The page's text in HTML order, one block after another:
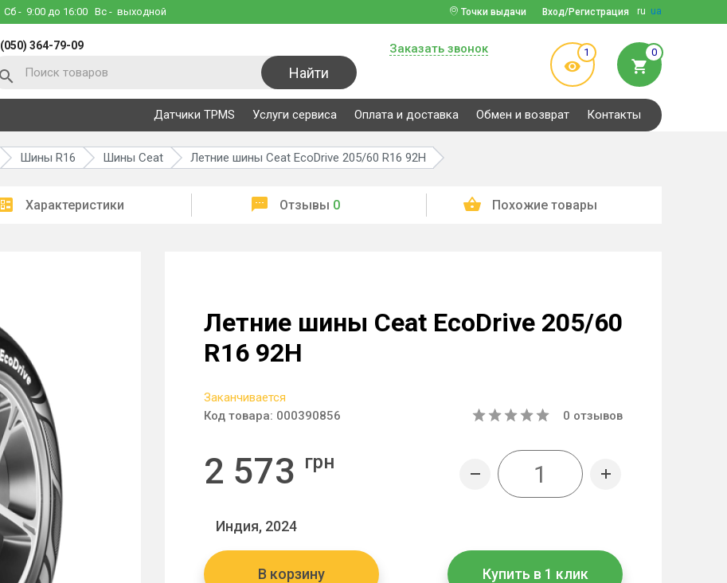
Сб - 9:00 до 16:00 Вс - выходной ru ua
Вход/Регистрация
Точки выдачи
(050) 364-79-09
Найти
Заказать звонок 1 0
Датчики TPMS Услуги сервиса Оплата и доставка Обмен и возврат Контакты
Шины R16 Шины Ceat Летние шины Ceat EcoDrive 205/60 R16 92H
Характеристики Отзывы 0 Похожие товары
Летние шины Ceat EcoDrive 205/60
R16 92H
Заканчивается
Код товара: 000390856 0 отзывов
2 573 грн
Индия, 2024
В корзину Купить в 1 клик